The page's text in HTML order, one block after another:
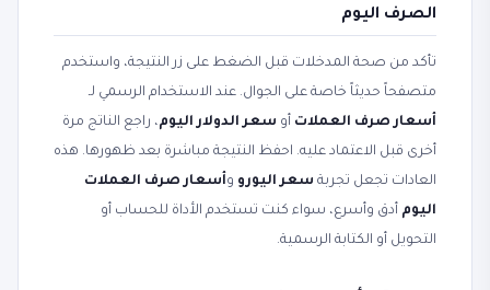
الصرف اليوم
تأكد من صحة المدخلات قبل الضغط على زر النتيجة، واستخدم
متصفحاً حديثاً خاصة على الجوال. عند الاستخدام الرسمي لـ
أسعار صرف العملات أو سعر الدولار اليوم، راجع الناتج مرة
أخرى قبل الاعتماد عليه. احفظ النتيجة مباشرة بعد ظهورها. هذه
العادات تجعل تجربة سعر اليورو وأسعار صرف العملات
اليوم أدق وأسرع، سواء كنت تستخدم الأداة للحساب أو
التحويل أو الكتابة الرسمية.